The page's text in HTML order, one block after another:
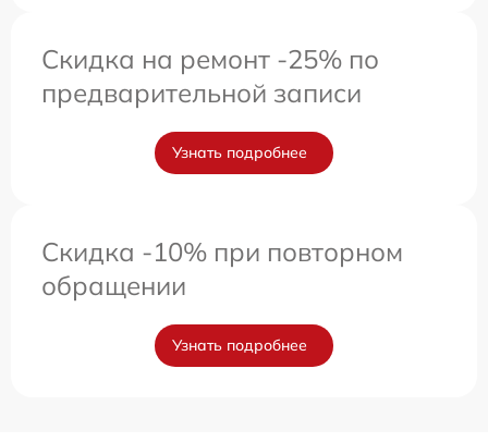
Скидка на ремонт -25% по
предварительной записи
Узнать подробнее
Скидка -10% при повторном
обращении
Узнать подробнее